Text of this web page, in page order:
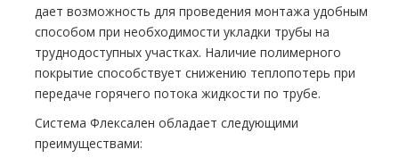
дает возможность для проведения монтажа удобным
способом при необходимости укладки трубы на
труднодоступных участках. Наличие полимерного
покрытие способствует снижению теплопотерь при
передаче горячего потока жидкости по трубе.
Система Флексален обладает следующими
преимуществами: